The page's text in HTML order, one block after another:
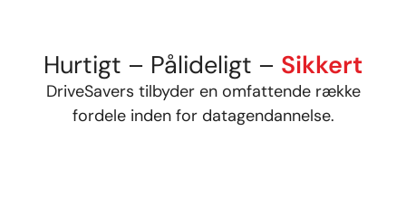
Hurtigt – Pålideligt – Sikkert
DriveSavers tilbyder en omfattende række
fordele inden for datagendannelse.